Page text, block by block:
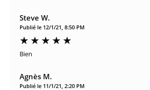
Steve W.
Publié le 12/1/21, 8:50 PM
Bien
Agnès M.
Publié le 11/1/21, 2:20 PM